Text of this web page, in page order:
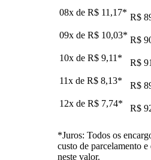
08x de R$ 11,17* R$
09x de R$ 10,03* R$
10x de R$ 9,11 *
R$
11x de R$ 8,13*
R$
12x de R$ 7,74* R$
*Juros: Todos os
custo de parcelamento
neste valor.